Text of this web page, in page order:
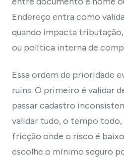
Endereço entra como
quando impacta
ou política interna de
Essa ordem de prioridade
ruins. O primeiro é validar
passar cadastro
validar tudo, o tempo
fricção onde o risco é
escolhe o mínimo seguro